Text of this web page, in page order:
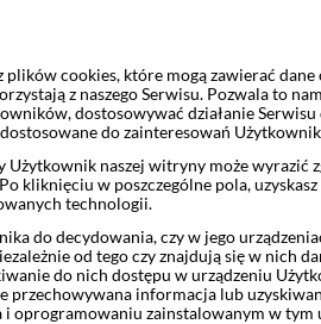
z ochroną kapitału w dacie
Inc. i Advanced Micro Devices,
cookies, które mogą zawierać
z naszego Serwisu. Pozwala to
dostosowywać działanie
do zainteresowań
Użytkownik naszej witryny może wyrazić
kliknięciu w poszczególne pola,
technologii.
do decydowania, czy w jego
od tego czy znajdują się w nich
do nich dostępu w urządzeniu
przechowywana informacja lub
oprogramowaniu zainstalowanym w tym